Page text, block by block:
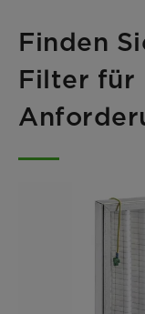
Finden
Filter für